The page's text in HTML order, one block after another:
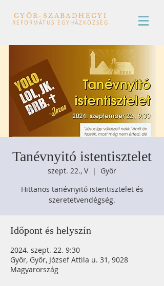
GYŐR-SZABADHEGYI
REFORMÁTUS EGYHÁZKÖZSÉG
Tanévnyitó istentisztelet
szept. 22., V
  |
Győr
Hittanos tanévnyitó istentisztelet és
szeretetvendégség.
Időpont és helyszín
2024. szept. 22. 9:30
Győr, Győr, József Attila u. 31, 9028
Magyarország